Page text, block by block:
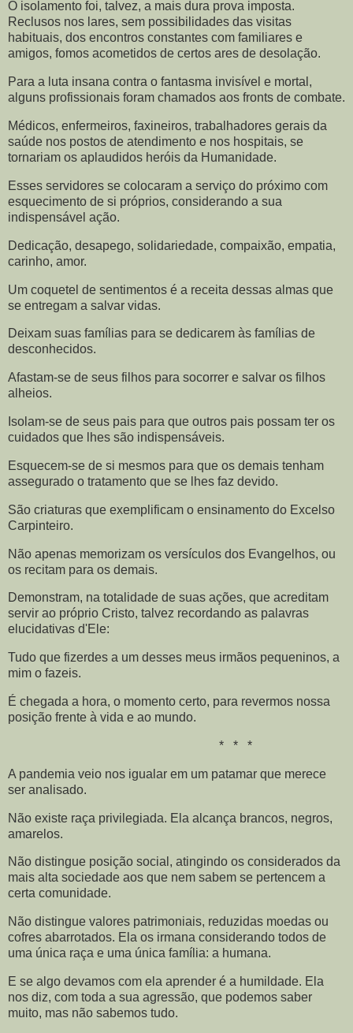
O isolamento foi, talvez, a mais dura prova imposta.
Reclusos nos lares, sem possibilidades das visitas
habituais, dos encontros constantes com familiares e
amigos, fomos acometidos de certos ares de desolação.
Para a luta insana contra o fantasma invisível e mortal,
alguns profissionais foram chamados aos fronts de combate.
Médicos, enfermeiros, faxineiros, trabalhadores gerais da
saúde nos postos de atendimento e nos hospitais, se
tornariam os aplaudidos heróis da Humanidade.
Esses servidores se colocaram a serviço do próximo com
esquecimento de si próprios, considerando a sua
indispensável ação.
Dedicação, desapego, solidariedade, compaixão, empatia,
carinho, amor.
Um coquetel de sentimentos é a receita dessas almas que
se entregam a salvar vidas.
Deixam suas famílias para se dedicarem às famílias de
desconhecidos.
Afastam-se de seus filhos para socorrer e salvar os filhos
alheios.
Isolam-se de seus pais para que outros pais possam ter os
cuidados que lhes são indispensáveis.
Esquecem-se de si mesmos para que os demais tenham
assegurado o tratamento que se lhes faz devido.
São criaturas que exemplificam o ensinamento do Excelso
Carpinteiro.
Não apenas memorizam os versículos dos Evangelhos, ou
os recitam para os demais.
Demonstram, na totalidade de suas ações, que acreditam
servir ao próprio Cristo, talvez recordando as palavras
elucidativas d'Ele:
Tudo que fizerdes a um desses meus irmãos pequeninos, a
mim o fazeis.
É chegada a hora, o momento certo, para revermos nossa
posição frente à vida e ao mundo.
* * *
A pandemia veio nos igualar em um patamar que merece
ser analisado.
Não existe raça privilegiada. Ela alcança brancos, negros,
amarelos.
Não distingue posição social, atingindo os considerados da
mais alta sociedade aos que nem sabem se pertencem a
certa comunidade.
Não distingue valores patrimoniais, reduzidas moedas ou
cofres abarrotados. Ela os irmana considerando todos de
uma única raça e uma única família: a humana.
E se algo devamos com ela aprender é a humildade. Ela
nos diz, com toda a sua agressão, que podemos saber
muito, mas não sabemos tudo.